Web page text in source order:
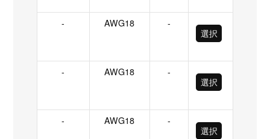
- AWG18
-
選択
- AWG18
-
選択
- AWG18
-
選択